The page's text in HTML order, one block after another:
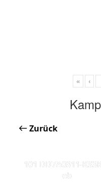
« ‹
Zurück
101 DD7A0311-
eb